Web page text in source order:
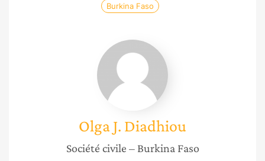
Burkina Faso
Olga
J.
Diadhiou
Olga J. Diadhiou
Société civile – Burkina Faso